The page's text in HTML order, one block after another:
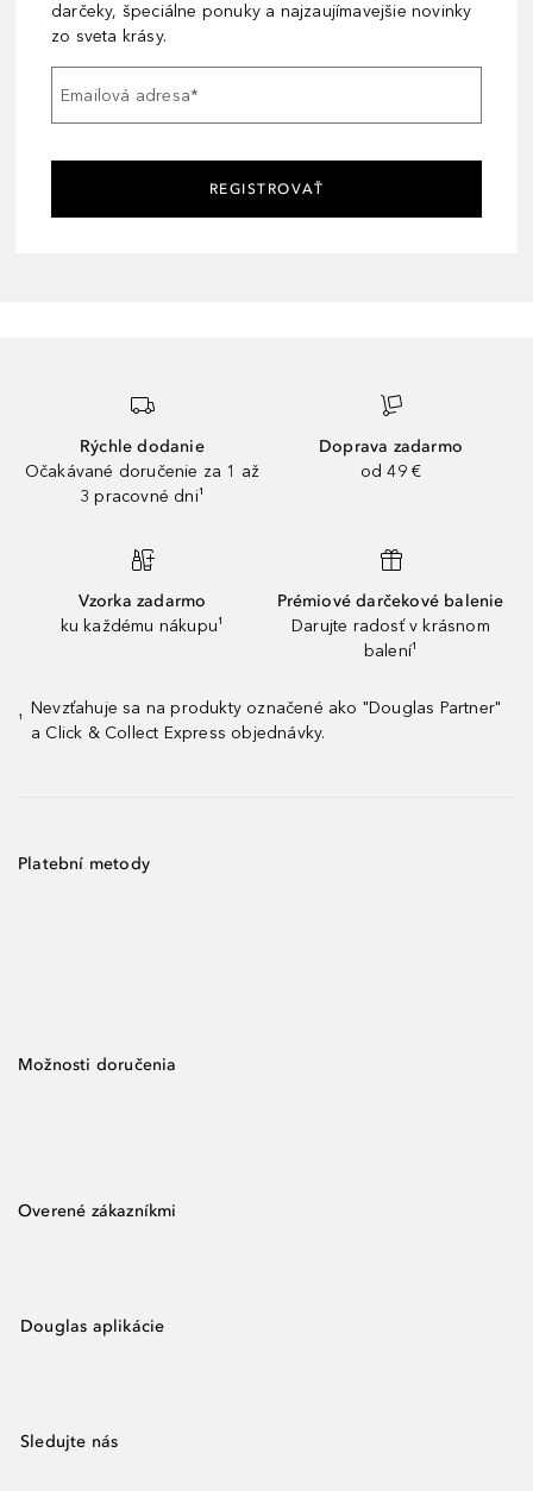
darčeky, špeciálne ponuky a najzaujímavejšie novinky
zo sveta krásy.
Emailová adresa*
REGISTROVAŤ
Rýchle dodanie
Očakávané doručenie za 1 až
3 pracovné dni¹
Doprava zadarmo
od 49 €
Vzorka zadarmo
ku každému nákupu¹
Prémiové darčekové balenie
Darujte radosť v krásnom
balení¹
¹
Nevzťahuje sa na produkty označené ako "Douglas Partner"
a Click & Collect Express objednávky.
Platební metody
Možnosti doručenia
Overené zákazníkmi
Douglas aplikácie
Sledujte nás